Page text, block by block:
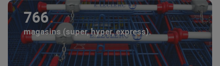
766
magasins (super, hyper, express).